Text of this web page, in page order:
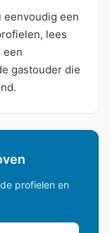
eenvoudig een
lees
een
gastouder die
profielen en